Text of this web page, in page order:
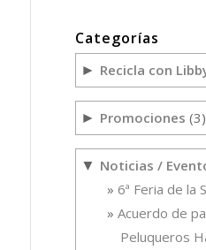
Categorías
► Recicla con
► Promociones (3)
▼ Noticias /
6ª Feria de la
Acuerdo de
Peluqueros